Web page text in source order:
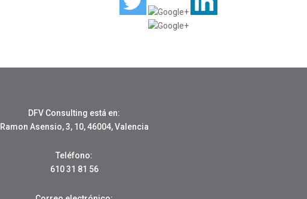
DFV Consulting está en:
Ramon Asensio, 3, 10, 46004, Valencia
Teléfono:
610 31 81 56